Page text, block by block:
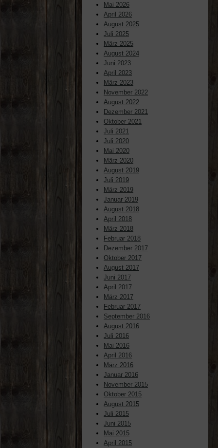
Mai 2026
April 2026
August 2025
Juli 2025
März 2025
August 2024
Juni 2023
April 2023
März 2023
November 2022
August 2022
Dezember 2021
Oktober 2021
Juli 2021
Juli 2020
Mai 2020
März 2020
August 2019
Juli 2019
März 2019
Januar 2019
August 2018
April 2018
März 2018
Februar 2018
Dezember 2017
Oktober 2017
August 2017
Juni 2017
April 2017
März 2017
Februar 2017
September 2016
August 2016
Juli 2016
Mai 2016
April 2016
März 2016
Januar 2016
November 2015
Oktober 2015
August 2015
Juli 2015
Juni 2015
Mai 2015
April 2015